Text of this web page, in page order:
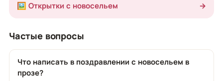
🖼️ Открытки с новосельем →
Частые вопросы
Что написать в поздравлении с новосельем в
прозе?